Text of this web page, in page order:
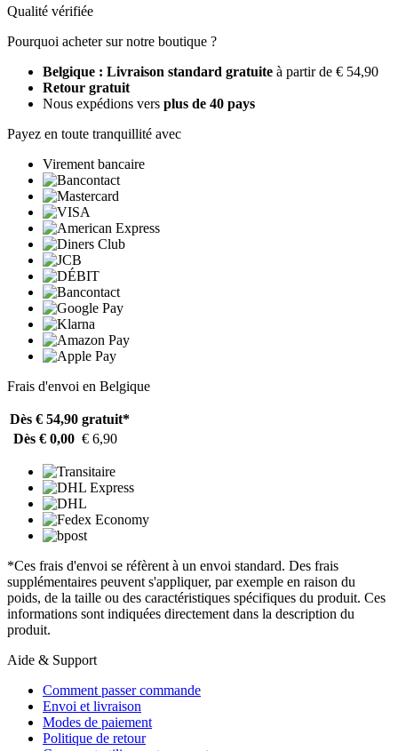
Qualité vérifiée
Pourquoi acheter sur notre boutique ?
Belgique : Livraison standard gratuite à partir de € 54,90
Retour gratuit
Nous expédions vers plus de 40 pays
Payez en toute tranquillité avec
Virement bancaire
Frais d'envoi en Belgique
Dès € 54,90 gratuit*
Dès € 0,00 € 6,90
*Ces frais d'envoi se réfèrent à un envoi standard. Des frais
supplémentaires peuvent s'appliquer, par exemple en raison du
poids, de la taille ou des caractéristiques spécifiques du produit. Ces
informations sont indiquées directement dans la description du
produit.
Aide & Support
Comment passer commande
Envoi et livraison
Modes de paiement
Politique de retour